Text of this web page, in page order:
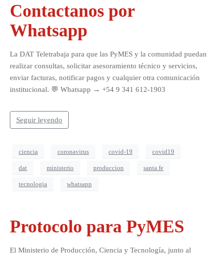
Contactanos por
Whatsapp
La DAT Teletrabaja para que las PyMES y la comunidad puedan
realizar consultas, solicitar asesoramiento técnico y servicios,
enviar facturas, notificar pagos y cualquier otra comunicación
institucional. 💬 Whatsapp → +54 9 341 612-1903
Seguir leyendo
ciencia coronavirus covid-19 covid19
dat ministerio produccion santa fe
tecnologia whatsapp
Protocolo para PyMES
El Ministerio de Producción, Ciencia y Tecnología, junto al